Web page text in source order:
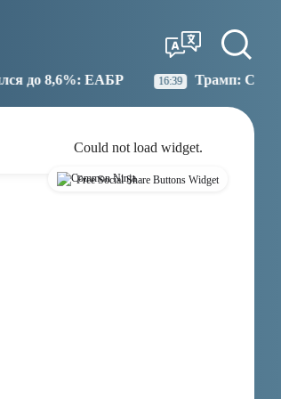
16:39 Трамп: США больше не
Could not load widget.
Free Social Share Buttons Widget